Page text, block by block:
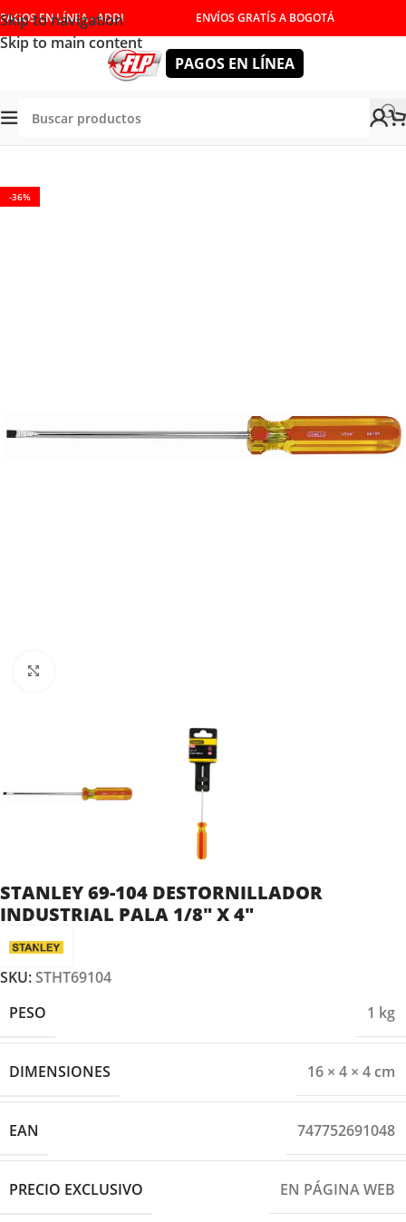
Skip to navigation
Skip to main content
PAGOS EN LÍNEA - ADDI ENVÍOS GRATÍS A BOGOTÁ
PAGOS EN LÍNEA
/DESTORNILLADORES Y LLAVES DESTORNILLADOR
-36%
STANLEY 69-104 DESTORNILLADOR
INDUSTRIAL PALA 1/8″ X 4″
SKU:STHT69104
PESO
1 kg
DIMENSIONES 16 × 4 × 4 cm
EAN 747752691048
PRECIO EXCLUSIVO EN PÁGINA WEB